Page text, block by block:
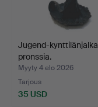
Jugend-kynttilänjalka
pronssia.
Myyty 4 elo 2026
Tarjous
35 USD